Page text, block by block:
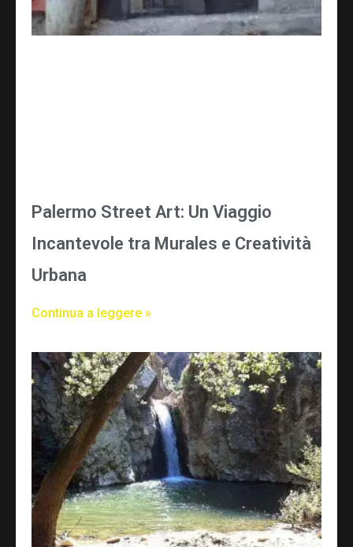
Palermo Street Art: Un Viaggio
Incantevole tra Murales e Creatività
Urbana
Continua a leggere »